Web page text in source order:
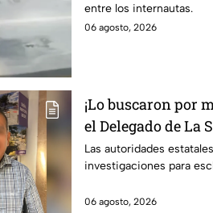
entre los internautas.
06 agosto, 2026
¡Lo buscaron por
el Delegado de La
localizado sin vid4
Las autoridades
investigaciones para
06 agosto, 2026